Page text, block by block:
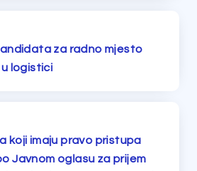
za radno mjesto
logistici
koji imaju pravo pristupa
Javnom oglasu za prijem